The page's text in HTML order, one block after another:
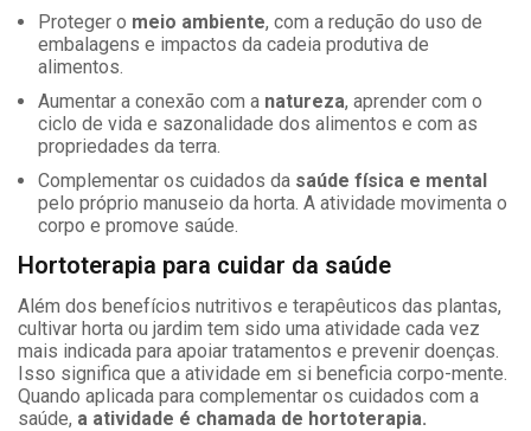
Proteger o meio ambiente, com a redução do uso de
embalagens e impactos da cadeia produtiva de
alimentos.
Aumentar a conexão com a natureza, aprender com o
ciclo de vida e sazonalidade dos alimentos e com as
propriedades da terra.
Complementar os cuidados da saúde física e mental
pelo próprio manuseio da horta. A atividade movimenta o
corpo e promove saúde.
Hortoterapia para cuidar da saúde
Além dos benefícios nutritivos e terapêuticos das plantas,
cultivar horta ou jardim tem sido uma atividade cada vez
mais indicada para apoiar tratamentos e prevenir doenças.
Isso significa que a atividade em si beneficia corpo-mente.
Quando aplicada para complementar os cuidados com a
saúde, a atividade é chamada de hortoterapia.